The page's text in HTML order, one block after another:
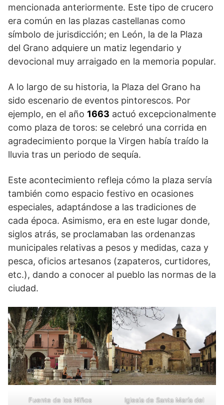
mencionada anteriormente. Este tipo de crucero
era común en las plazas castellanas como
símbolo de jurisdicción; en León, la de la Plaza
del Grano adquiere un matiz legendario y
devocional muy arraigado en la memoria popular.
A lo largo de su historia, la Plaza del Grano ha
sido escenario de eventos pintorescos. Por
ejemplo, en el año 1663 actuó excepcionalmente
como plaza de toros: se celebró una corrida en
agradecimiento porque la Virgen había traído la
lluvia tras un periodo de sequía.
Este acontecimiento refleja cómo la plaza servía
también como espacio festivo en ocasiones
especiales, adaptándose a las tradiciones de
cada época. Asimismo, era en este lugar donde,
siglos atrás, se proclamaban las ordenanzas
municipales relativas a pesos y medidas, caza y
pesca, oficios artesanos (zapateros, curtidores,
etc.), dando a conocer al pueblo las normas de la
ciudad.
Fuente de los Niños
Iglesia de Santa María del